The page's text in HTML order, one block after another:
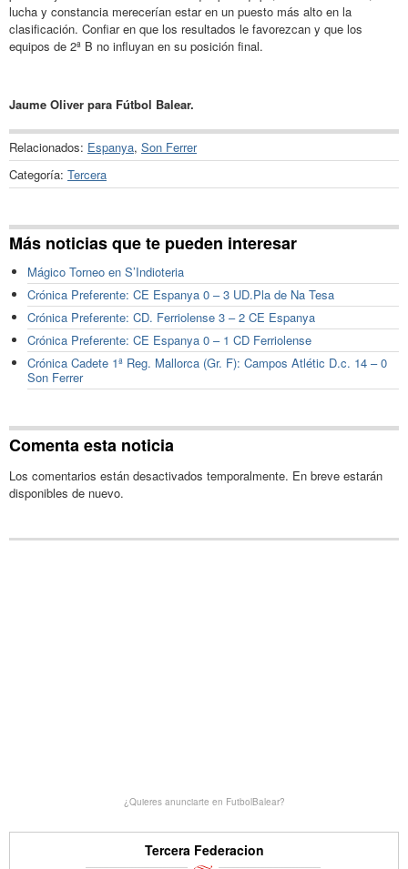
lucha y constancia merecerían estar en un puesto más alto en la
clasificación. Confiar en que los resultados le favorezcan y que los
equipos de 2ª B no influyan en su posición final.
Jaume Oliver para Fútbol Balear.
Relacionados: Espanya, Son Ferrer
Categoría: Tercera
Más noticias que te pueden interesar
Mágico Torneo en S’Indioteria
Crónica Preferente: CE Espanya 0 – 3 UD.Pla de Na Tesa
Crónica Preferente: CD. Ferriolense 3 – 2 CE Espanya
Crónica Preferente: CE Espanya 0 – 1 CD Ferriolense
Crónica Cadete 1ª Reg. Mallorca (Gr. F): Campos Atlétic D.c. 14 – 0
Son Ferrer
Comenta esta noticia
Los comentarios están desactivados temporalmente. En breve estarán
disponibles de nuevo.
¿Quieres anunciarte en FutbolBalear?
Tercera Federacion